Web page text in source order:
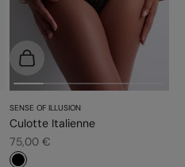
SENSE OF ILLUSION
Culotte Italienne
Prix de vente
75,00 €
Choisir les options